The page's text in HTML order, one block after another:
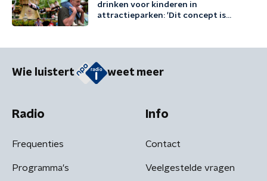
drinken voor kinderen in
attractieparken: 'Dit concept is
Wie luistert weet meer
Radio
Frequenties
Programma's
Info
Contact
Veelgestelde vragen